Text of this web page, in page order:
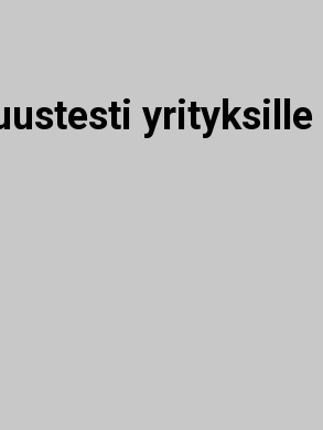
yrityksille